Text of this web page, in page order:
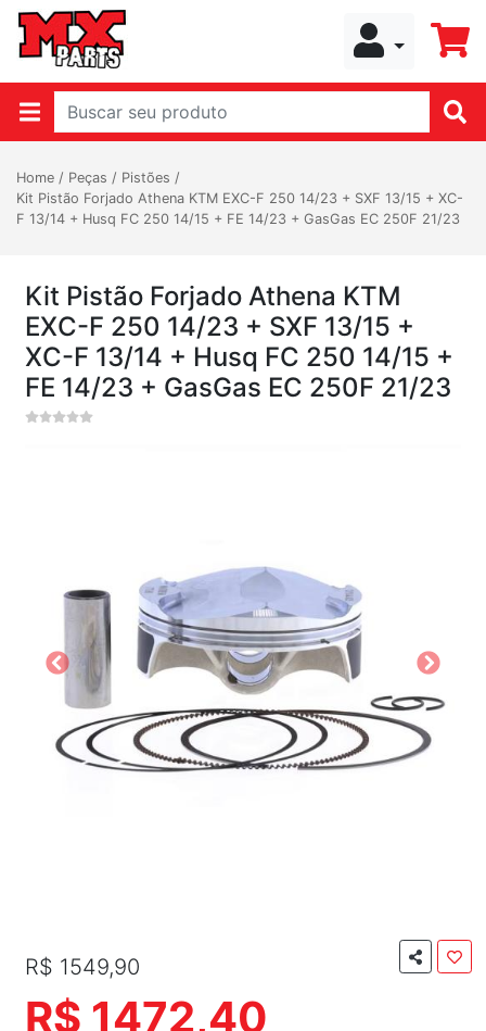
Home / Peças / Pistões /
Kit Pistão Forjado Athena KTM EXC-F 250 14/23 + SXF 13/15 + XC-
F 13/14 + Husq FC 250 14/15 + FE 14/23 + GasGas EC 250F 21/23
Kit Pistão Forjado Athena KTM
EXC-F 250 14/23 + SXF 13/15 +
XC-F 13/14 + Husq FC 250 14/15 +
FE 14/23 + GasGas EC 250F 21/23
R$ 1549,90
R$ 1472,40